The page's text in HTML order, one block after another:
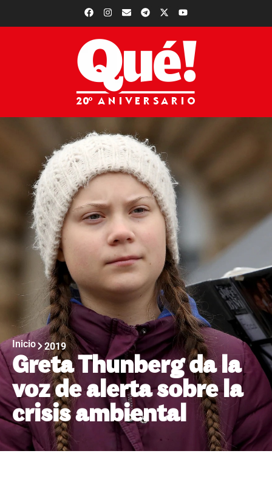
Inicio 2019
Greta Thunberg da la
voz de alerta sobre la
crisis ambiental